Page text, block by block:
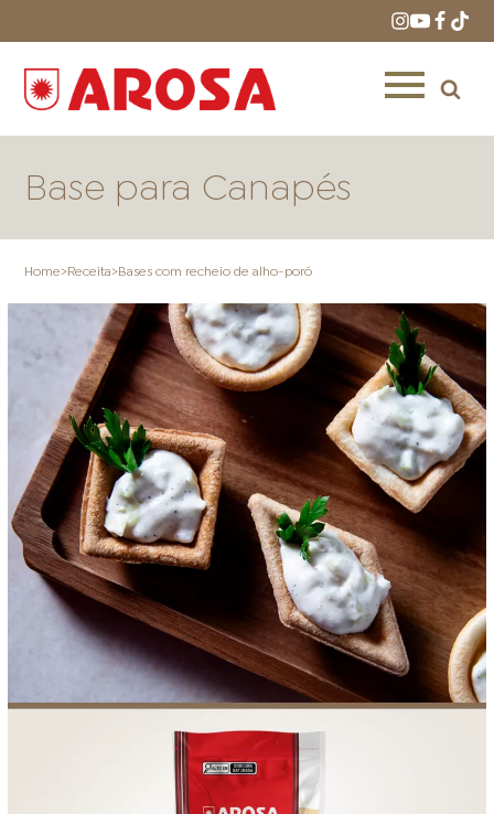
ONDE COMPRAR LOJAS AROSA
DISTRIBUIDORES E
REPRESENTANTES
FOOD SERVICE EMPRESA AGENDA DE CURSOS
Base para Canapés
Home>Receita>Bases com recheio de alho-poró